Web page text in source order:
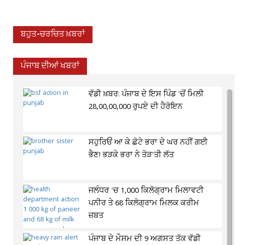
ਬਹੁਤ-ਚਰਚਿਤ ਖ਼ਬਰਾਂ
ਪੰਜਾਬ ਦੀਆਂ ਖਬਰਾਂ
ਵੱਡੀ ਖ਼ਬਰ: ਪੰਜਾਬ ਦੇ ਇਸ ਪਿੰਡ 'ਚੋਂ ਮਿਲੀ
28,00,00,000 ਰੁਪਏ ਦੀ ਹੈਰੋਇਨ
ਸਹੁਰਿਓਂ ਆ ਕੇ ਛੋਟੇ ਭਰਾ ਦੇ ਘਰ ਨਹੀਂ ਗਈ
ਭੈਣ! ਭੜਕੇ ਭਰਾ ਨੇ ਤੋੜ'ਤੀ ਲੱਤ
ਜਲੰਧਰ 'ਚ 1,000 ਕਿਲੋਗ੍ਰਾਮ ਮਿਲਾਵਟੀ
ਪਨੀਰ ਤੇ 68 ਕਿਲੋਗ੍ਰਾਮ ਮਿਲਕ ਕਰੀਮ
ਜ਼ਬਤ
ਪੰਜਾਬ ਦੇ ਮੌਸਮ ਦੀ 9 ਅਗਸਤ ਤੱਕ ਵੱਡੀ